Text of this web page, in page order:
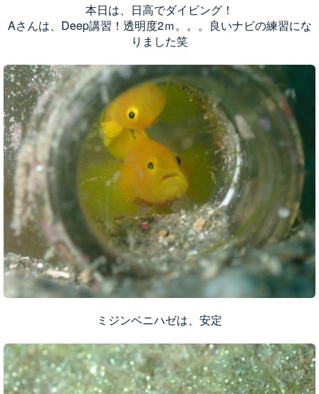
本日は、日高でダイビング！
Aさんは、Deep講習！透明度2ｍ。。。良いナビの練習にな
りました笑
ミジンベニハゼは、安定